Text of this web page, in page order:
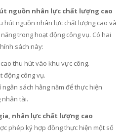
nguồn nhân lực chất lượng cao
hút nguồn nhân lực chất lượng cao và
trong hoạt động công vụ. Có hai
sách này:
thu hút vào khu vực công.
động công vụ.
sách hằng năm để thực hiện
nhân tài.
nhân lực chất lượng cao
phép ký hợp đồng thực hiện một số